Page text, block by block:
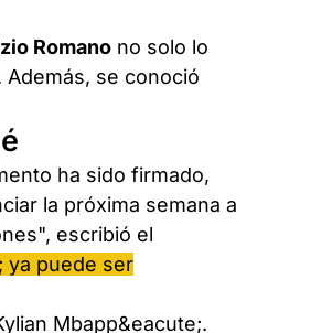
Romano no solo lo
se conoció
ha sido firmado,
la próxima semana a
escribió el
ya puede ser